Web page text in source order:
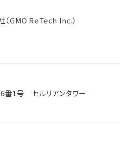
GMO ReTech Inc.）
番1号 セルリアンタワー